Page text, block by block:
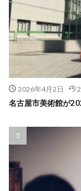
2026年4月2日
名古屋市美術館が